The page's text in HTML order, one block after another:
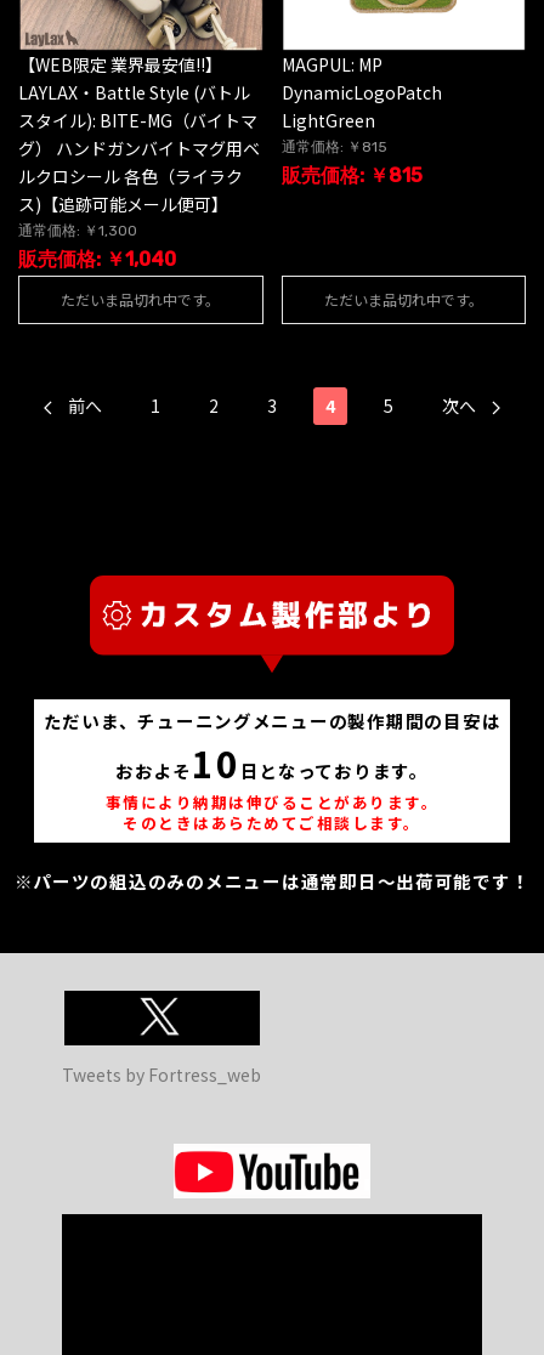
【WEB限定 業界最安値!!】
LAYLAX・Battle Style (バトル
スタイル): BITE-MG（バイトマ
グ） ハンドガンバイトマグ用ベ
ルクロシール 各色（ライラク
ス)【追跡可能メール便可】
通常価格: ￥1,300
販売価格: ￥1,040
ただいま品切れ中です。
MAGPUL: MP
DynamicLogoPatch
LightGreen
通常価格: ￥815
販売価格: ￥815
ただいま品切れ中です。
前へ 1 2 3 4 5 次へ
ただいま、チューニングメニューの製作期間の目安は
おおよそ 10 日となっております。
事情により納期は伸びることがあります。
そのときはあらためてご相談します。
※パーツの組込のみのメニューは通常即日～出荷可能です！
Tweets by Fortress_web